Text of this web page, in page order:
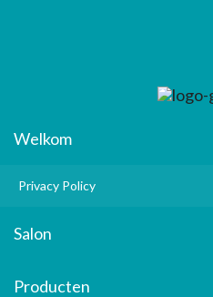
Welkom
Privacy Policy
Salon
Producten